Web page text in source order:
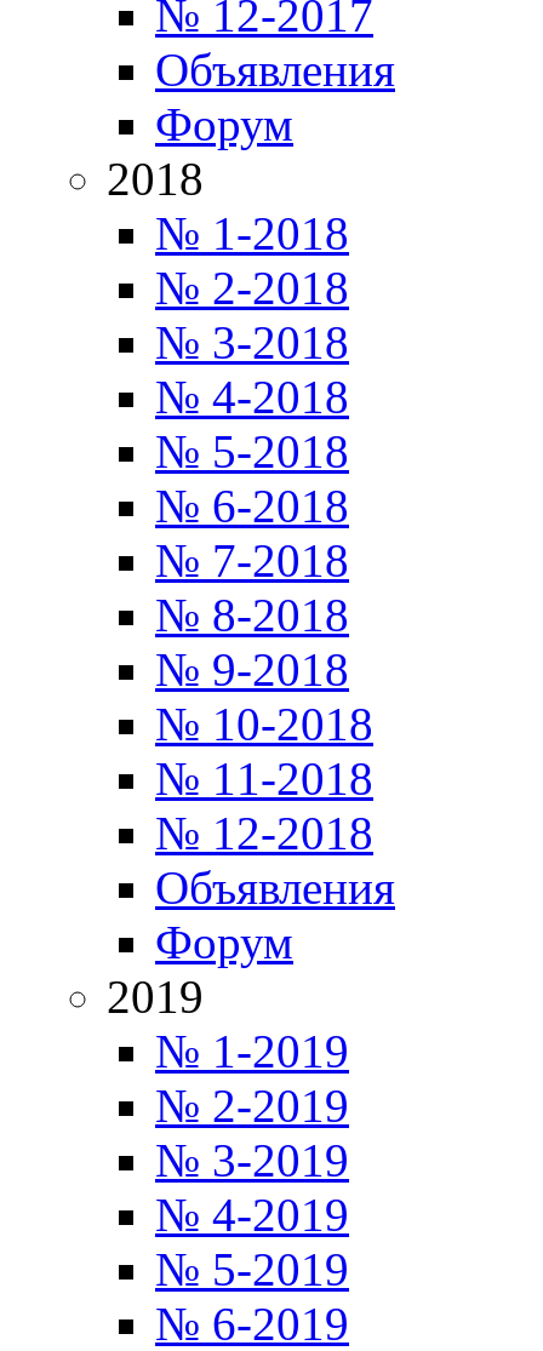
№ 12-2017
Объявления
Форум
2018
№ 1-2018
№ 2-2018
№ 3-2018
№ 4-2018
№ 5-2018
№ 6-2018
№ 7-2018
№ 8-2018
№ 9-2018
№ 10-2018
№ 11-2018
№ 12-2018
Объявления
Форум
2019
№ 1-2019
№ 2-2019
№ 3-2019
№ 4-2019
№ 5-2019
№ 6-2019